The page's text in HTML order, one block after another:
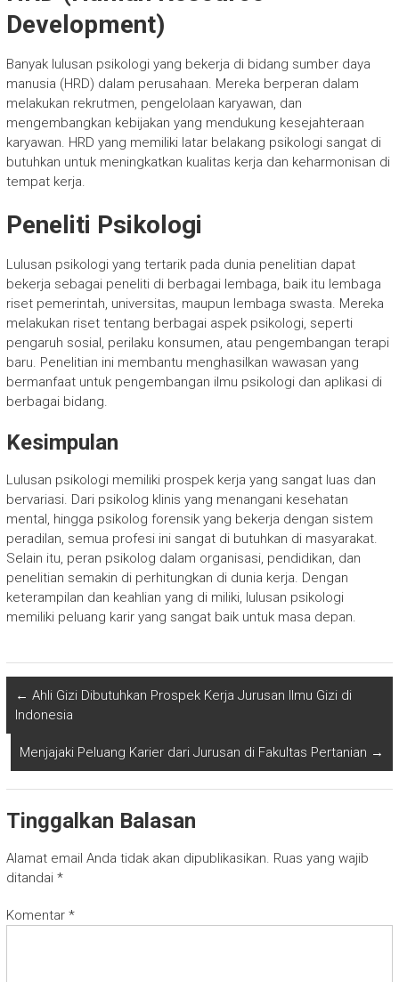
Development)
Banyak lulusan psikologi yang bekerja di bidang sumber daya
manusia (HRD) dalam perusahaan. Mereka berperan dalam
melakukan rekrutmen, pengelolaan karyawan, dan
mengembangkan kebijakan yang mendukung kesejahteraan
karyawan. HRD yang memiliki latar belakang psikologi sangat di
butuhkan untuk meningkatkan kualitas kerja dan keharmonisan di
tempat kerja.
Peneliti Psikologi
Lulusan psikologi yang tertarik pada dunia penelitian dapat
bekerja sebagai peneliti di berbagai lembaga, baik itu lembaga
riset pemerintah, universitas, maupun lembaga swasta. Mereka
melakukan riset tentang berbagai aspek psikologi, seperti
pengaruh sosial, perilaku konsumen, atau pengembangan terapi
baru. Penelitian ini membantu menghasilkan wawasan yang
bermanfaat untuk pengembangan ilmu psikologi dan aplikasi di
berbagai bidang.
Kesimpulan
Lulusan psikologi memiliki prospek kerja yang sangat luas dan
bervariasi. Dari psikolog klinis yang menangani kesehatan
mental, hingga psikolog forensik yang bekerja dengan sistem
peradilan, semua profesi ini sangat di butuhkan di masyarakat.
Selain itu, peran psikolog dalam organisasi, pendidikan, dan
penelitian semakin di perhitungkan di dunia kerja. Dengan
keterampilan dan keahlian yang di miliki, lulusan psikologi
memiliki peluang karir yang sangat baik untuk masa depan.
← Ahli Gizi Dibutuhkan Prospek Kerja Jurusan Ilmu Gizi di
Indonesia
Menjajaki Peluang Karier dari Jurusan di Fakultas Pertanian →
Tinggalkan Balasan
Alamat email Anda tidak akan dipublikasikan. Ruas yang wajib
ditandai *
Komentar *